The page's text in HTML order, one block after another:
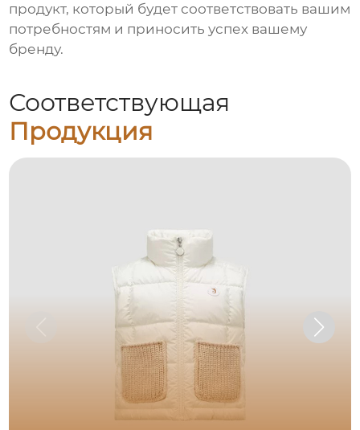
продукт, который будет соответствовать вашим
потребностям и приносить успех вашему
бренду.
Соответствующая
Продукция